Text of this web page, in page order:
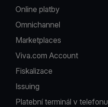
Online platby
Omnichannel
Marketplaces
Viva.com Account
Fiskalizace
Issuing
Platební terminál v telefonu